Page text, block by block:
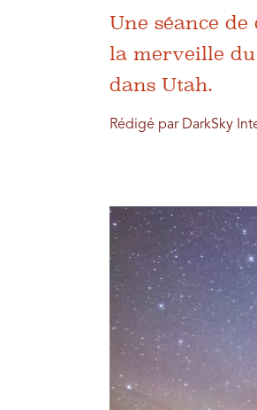
Une séance
la merveille
dans Utah.
Rédigé par DarkSky